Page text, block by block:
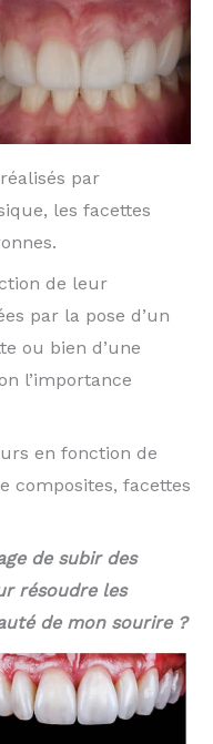
par
les facettes
de leur
par la pose d’un
ou bien d’une
l’importance
en fonction de
composites, facettes
de subir des
résoudre les
de mon sourire ?